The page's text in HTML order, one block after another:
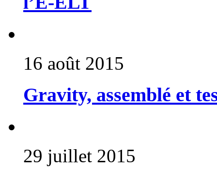
16 août 2015
Gravity, assemblé et
29 juillet 2015